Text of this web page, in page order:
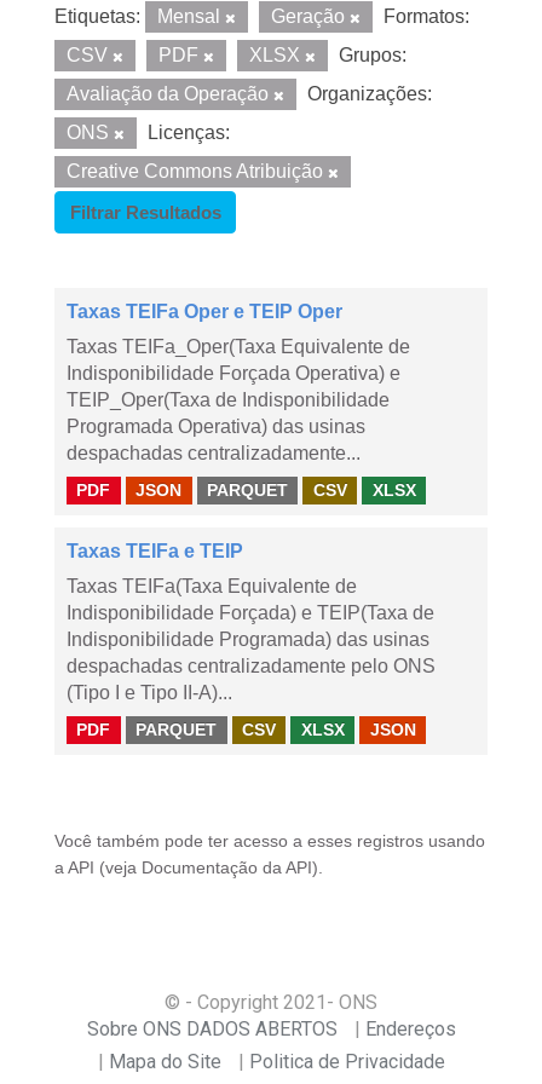
Etiquetas: Mensal Geração
Formatos:
CSV
PDF XLSX
Grupos:
Avaliação da Operação
Organizações:
ONS
Licenças:
Creative Commons Atribuição
Filtrar Resultados
Taxas TEIFa Oper e TEIP Oper
Taxas TEIFa_Oper(Taxa Equivalente de
Indisponibilidade Forçada Operativa) e
TEIP_Oper(Taxa de Indisponibilidade
Programada Operativa) das usinas
despachadas centralizadamente...
PDF JSON PARQUET CSV XLSX
Taxas TEIFa e TEIP
Taxas TEIFa(Taxa Equivalente de
Indisponibilidade Forçada) e TEIP(Taxa de
Indisponibilidade Programada) das usinas
despachadas centralizadamente pelo ONS
(Tipo I e Tipo II-A)...
PDF PARQUET CSV XLSX JSON
Você também pode ter acesso a esses registros usando
a API (veja Documentação da API ).
© - Copyright 2021 - ONS
Sobre ONS DADOS ABERTOS
Endereços
Mapa do Site
Politica de Privacidade